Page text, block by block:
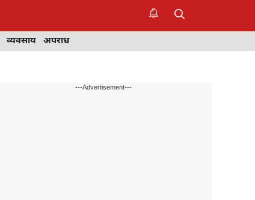
व्यवसाय अपराध
---Advertisement---